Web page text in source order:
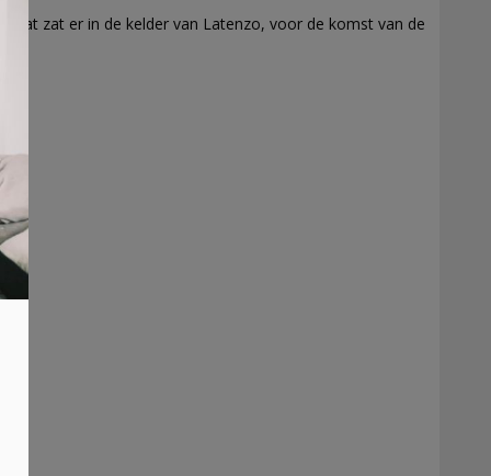
zat er in de kelder van Latenzo, voor de komst van de